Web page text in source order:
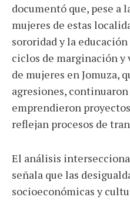
documentó que, pese a
mujeres de estas
sororidad y la
ciclos de marginación y
de mujeres en Jomuza,
agresiones,
emprendieron
reflejan procesos de
El análisis
señala que las
socioeconómicas y